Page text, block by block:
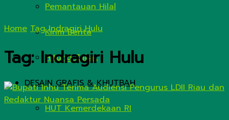
Pemantauan Hilal
Kirim Berita
Hitung Zakat
DESAIN GRAFIS & KHUTBAH
HUT Kemerdekaan RI
Home Tag Indragiri Hulu
Tag:Indragiri Hulu